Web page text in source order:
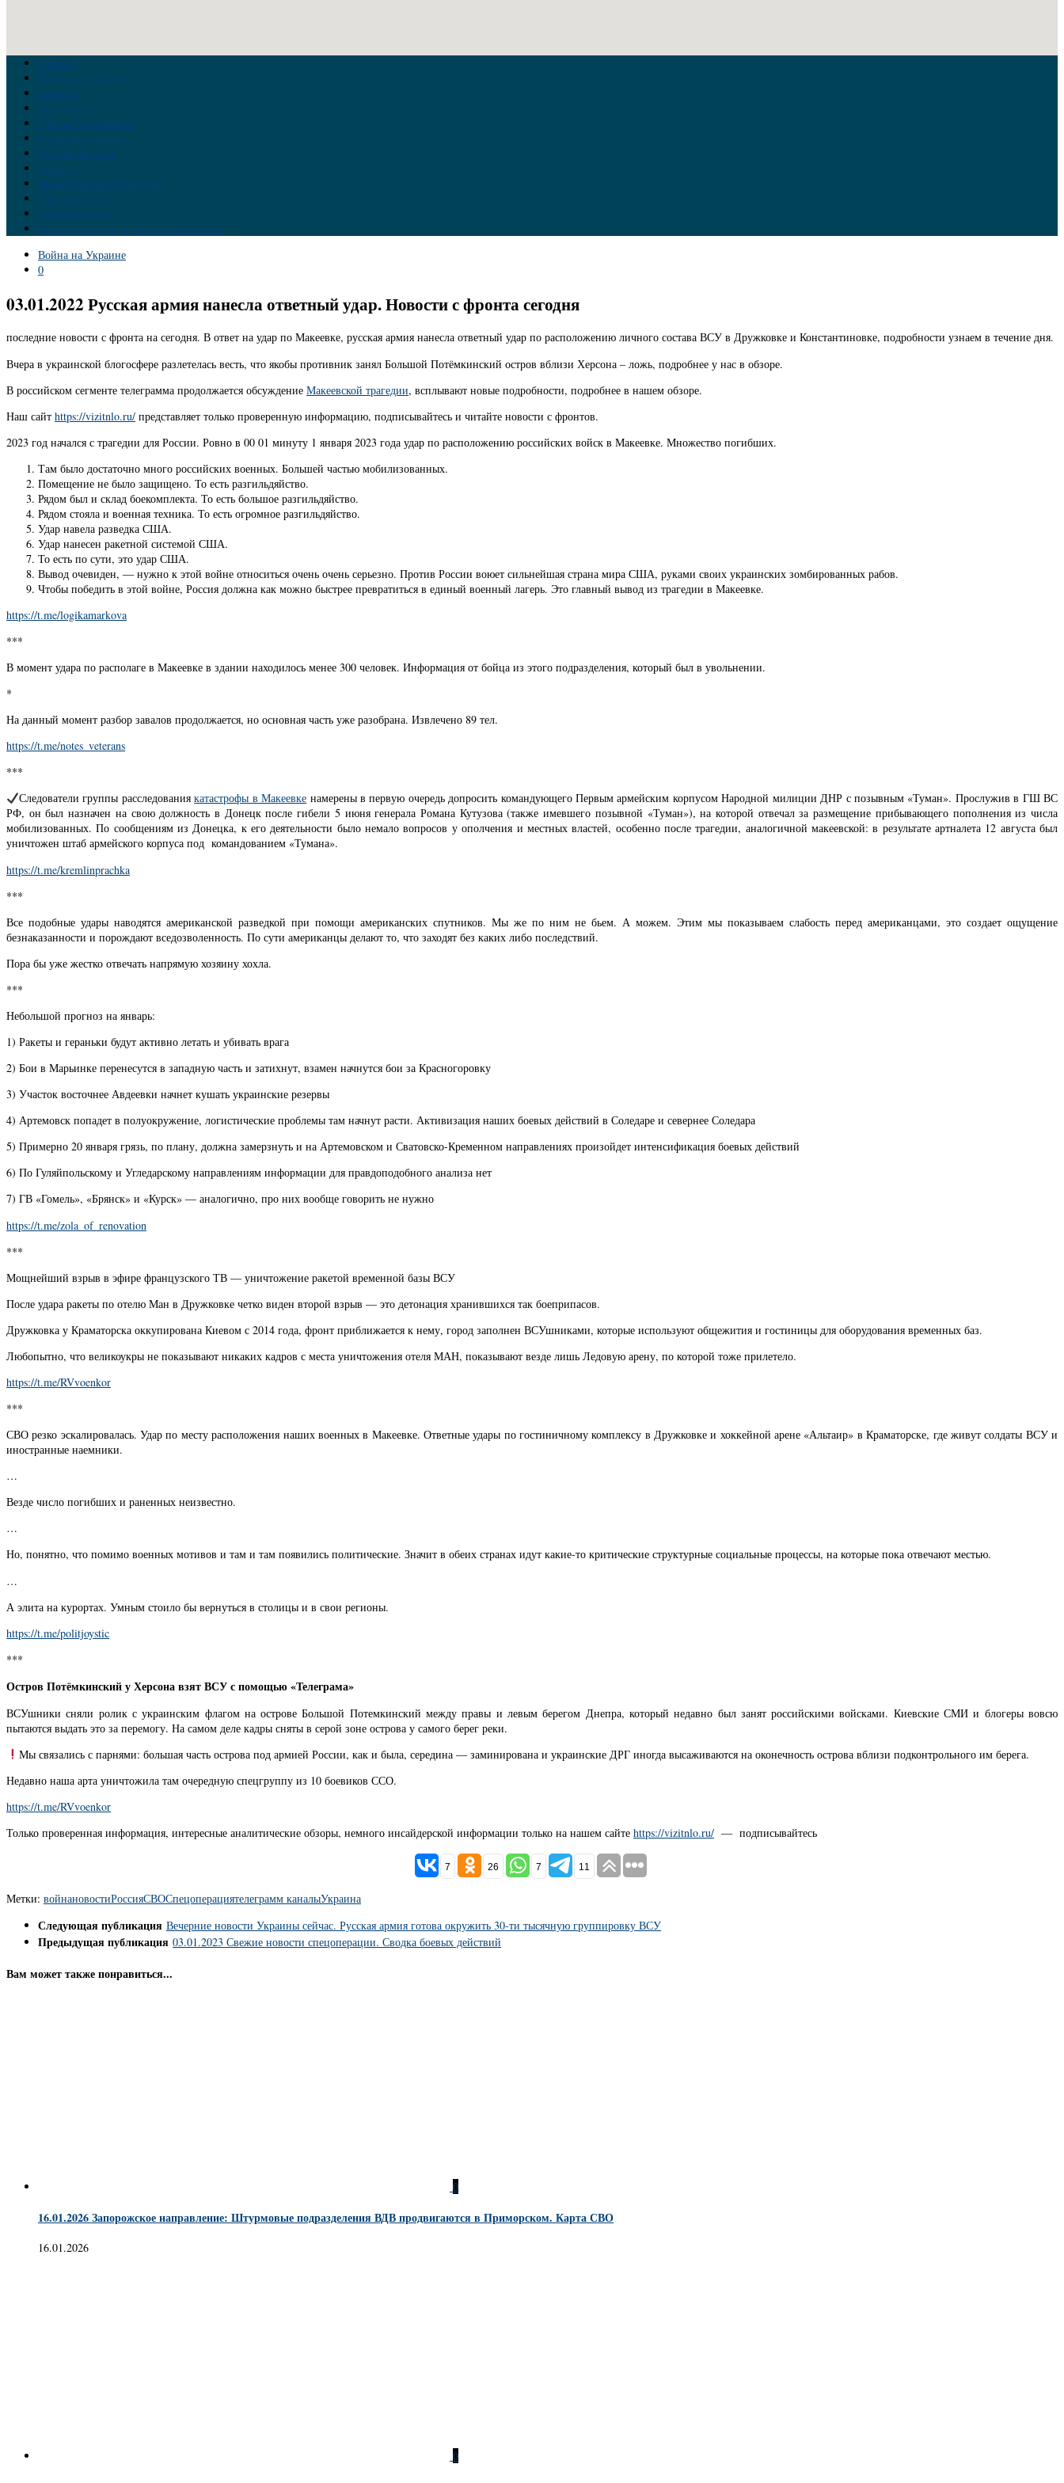
Главная
Война на Украине
Новости
Аналитика
Тайны Геополитики
Российские элиты
Теория заговора
Украина
Новый Мировой Порядок
Тайны истории
Обратная связь
Правила комментирования материалов
Война на Украине
0
03.01.2022 Русская армия нанесла ответный удар. Новости с фронта сегодня
последние новости с фронта на сегодня. В ответ на удар по Макеевке, русская армия нанесла ответный удар по расположению личного состава ВСУ в Дружковке и Константиновке, подробности узнаем в течение дня.
Вчера в украинской блогосфере разлетелась весть, что якобы противник занял Большой Потёмкинский остров вблизи Херсона – ложь, подробнее у нас в обзоре.
В российском сегменте телеграмма продолжается обсуждение Макеевской трагедии, всплывают новые подробности, подробнее в нашем обзоре.
Наш сайт https://vizitnlo.ru/ представляет только проверенную информацию, подписывайтесь и читайте новости с фронтов.
2023 год начался с трагедии для России. Ровно в 00 01 минуту 1 января 2023 года удар по расположению российских войск в Макеевке. Множество погибших.
Там было достаточно много российских военных. Большей частью мобилизованных.
Помещение не было защищено. То есть разгильдяйство.
Рядом был и склад боекомплекта. То есть большое разгильдяйство.
Рядом стояла и военная техника. То есть огромное разгильдяйство.
Удар навела разведка США.
Удар нанесен ракетной системой США.
То есть по сути, это удар США.
Вывод очевиден, — нужно к этой войне относиться очень очень серьезно. Против России воюет сильнейшая страна мира США, руками своих украинских зомбированных рабов.
Чтобы победить в этой войне, Россия должна как можно быстрее превратиться в единый военный лагерь. Это главный вывод из трагедии в Макеевке.
https://t.me/logikamarkova
***
В момент удара по располаге в Макеевке в здании находилось менее 300 человек. Информация от бойца из этого подразделения, который был в увольнении.
*
На данный момент разбор завалов продолжается, но основная часть уже разобрана. Извлечено 89 тел.
https://t.me/notes_veterans
***
Следователи группы расследованиякатастрофы в Макеевке намерены в первую очередь допросить командующего Первым армейским корпусом Народной милиции ДНР с позывным «Туман». Прослужив в ГШ ВС
РФ, он был назначен на свою должность в Донецк после гибели 5 июня генерала Романа Кутузова (также имевшего позывной «Туман»), на которой отвечал за размещение прибывающего пополнения из числа
мобилизованных. По сообщениям из Донецка, к его деятельности было немало вопросов у ополчения и местных властей, особенно после трагедии, аналогичной макеевской: в результате артналета 12 августа был
уничтожен штаб армейского корпуса под командованием «Тумана».
https://t.me/kremlinprachka
***
Все подобные удары наводятся американской разведкой при помощи американских спутников. Мы же по ним не бьем. А можем. Этим мы показываем слабость перед американцами, это создает ощущение
безнаказанности и порождают вседозволенность. По сути американцы делают то, что заходят без каких либо последствий.
Пора бы уже жестко отвечать напрямую хозяину хохла.
***
Небольшой прогноз на январь:
1) Ракеты и гераньки будут активно летать и убивать врага
2) Бои в Марьинке перенесутся в западную часть и затихнут, взамен начнутся бои за Красногоровку
3) Участок восточнее Авдеевки начнет кушать украинские резервы
4) Артемовск попадет в полуокружение, логистические проблемы там начнут расти. Активизация наших боевых действий в Соледаре и севернее Соледара
5) Примерно 20 января грязь, по плану, должна замерзнуть и на Артемовском и Сватовско-Кременном направлениях произойдет интенсификация боевых действий
6) По Гуляйпольскому и Угледарскому направлениям информации для правдоподобного анализа нет
7) ГВ «Гомель», «Брянск» и «Курск» — аналогично, про них вообще говорить не нужно
https://t.me/zola_of_renovation
***
Мощнейший взрыв в эфире французского ТВ — уничтожение ракетой временной базы ВСУ
После удара ракеты по отелю Ман в Дружковке четко виден второй взрыв — это детонация хранившихся так боеприпасов.
Дружковка у Краматорска оккупирована Киевом с 2014 года, фронт приближается к нему, город заполнен ВСУшниками, которые используют общежития и гостиницы для оборудования временных баз.
Любопытно, что великоукры не показывают никаких кадров с места уничтожения отеля МАН, показывают везде лишь Ледовую арену, по которой тоже прилетело.
https://t.me/RVvoenkor
***
СВО резко эскалировалась. Удар по месту расположения наших военных в Макеевке. Ответные удары по гостиничному комплексу в Дружковке и хоккейной арене «Альтаир» в Краматорске, где живут солдаты ВСУ и
иностранные наемники.
…
Везде число погибших и раненных неизвестно.
…
Но, понятно, что помимо военных мотивов и там и там появились политические. Значит в обеих странах идут какие-то критические структурные социальные процессы, на которые пока отвечают местью.
…
А элита на курортах. Умным стоило бы вернуться в столицы и в свои регионы.
https://t.me/politjoystic
***
Остров Потёмкинский у Херсона взят ВСУ с помощью «Телеграма»
ВСУшники сняли ролик с украинским флагом на острове Большой Потемкинский между правы и левым берегом Днепра, который недавно был занят российскими войсками. Киевские СМИ и блогеры вовсю
пытаются выдать это за перемогу. На самом деле кадры сняты в серой зоне острова у самого берег реки.
Мы связались с парнями: большая часть острова под армией России, как и была, середина — заминирована и украинские ДРГ иногда высаживаются на оконечность острова вблизи подконтрольного им берега.
Недавно наша арта уничтожила там очередную спецгруппу из 10 боевиков ССО.
https://t.me/RVvoenkor
Только проверенная информация, интересные аналитические обзоры, немного инсайдерской информации только на нашем сайте https://vizitnlo.ru/ — подписывайтесь
7 26 7 11
Метки: войнановостиРоссияСВОСпецоперациятелеграмм каналыУкраина
Следующая публикация Вечерние новости Украины сейчас. Русская армия готова окружить 30-ти тысячную группировку ВСУ
Предыдущая публикация 03.01.2023 Свежие новости спецоперации. Сводка боевых действий
Вам может также понравиться...
0
16.01.2026 Запорожское направление: Штурмовые подразделения ВДВ продвигаются в Приморском. Карта СВО
16.01.2026
0